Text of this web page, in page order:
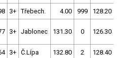
3+ Třebech. 4.00 999 128.20
3+ Jablonec 131.30 0 126.30
3+ Č.Lípa 132.80 2 128.40